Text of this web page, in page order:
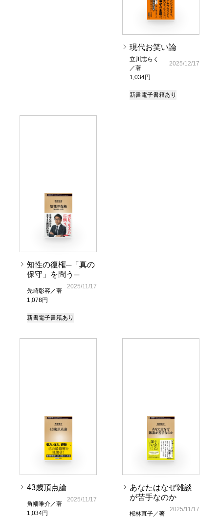
現代お笑い論
立川志らく
／著
1,034円
2025/12/17
新書電子書籍あり
知性の復権─「真の
保守」を問う─
先崎彰容／著
1,078円
2025/11/17
新書電子書籍あり
43歳頂点論
角幡唯介／著
1,034円
2025/11/17
あなたはなぜ雑談
が苦手なのか
桜林直子／著
2025/11/17